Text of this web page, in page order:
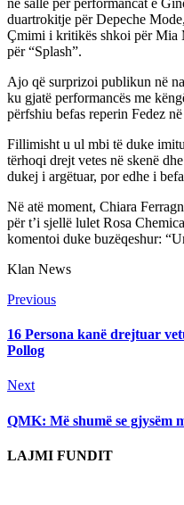
duartrokitje për Depeche
Çmimi i kritikës shkoi për Mia
për “Splash”.
Ajo që surprizoi publikun në
ku gjatë performancës me
përfshiu befas reperin Fedez
Fillimisht u ul mbi të duke
tërhoqi drejt vetes në skenë
dukej i argëtuar, por edhe i
Në atë moment, Chiara
për t’i sjellë lulet Rosa
komentoi duke buzëqeshur:
Klan News
Continue
Reading
PreviousPrevious
16 Persona kanë drejtuar
Pollog
NextNext
QMK: Më shumë se gjysëm
LAJMI FUNDIT